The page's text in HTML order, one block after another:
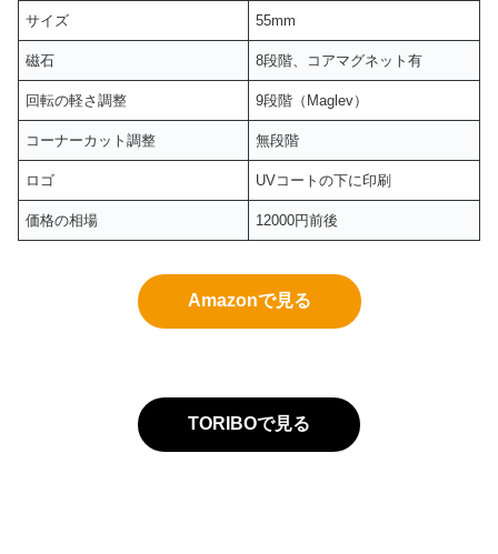
サイズ 55mm
磁石 8段階、コアマグネット有
回転の軽さ調整 9段階（Maglev）
コーナーカット調整 無段階
ロゴ UVコートの下に印刷
価格の相場 12000円前後
Amazonで見る
TORIBOで見る